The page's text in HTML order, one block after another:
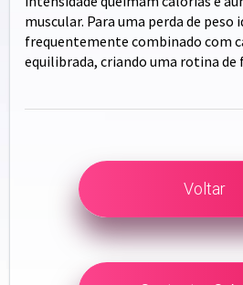
muscular. Para uma perda de peso
frequentemente combinado com
equilibrada, criando uma rotina
Voltar